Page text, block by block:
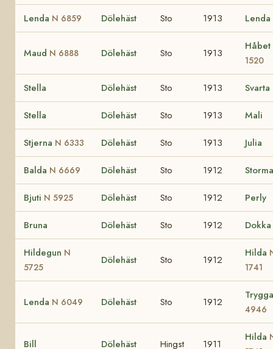
Lenda N 6859 Dölehäst Sto 1913 Lenda
Maud N 6888 Dölehäst Sto 1913
Håbet
1520
Stella Dölehäst Sto 1913 Svarta
Stella Dölehäst Sto 1913 Mali
Stjerna N 6333 Dölehäst Sto 1913 Julia
Balda N 6669 Dölehäst Sto 1912 Storma
Bjuti N 5925 Dölehäst Sto 1912 Perly
Bruna Dölehäst Sto 1912 Dokka
Hildegun N
5725
Dölehäst Sto 1912
Hilda
1741
Lenda N 6049 Dölehäst Sto 1912
4946
Bill Dölehäst Hingst 1911
Hilda